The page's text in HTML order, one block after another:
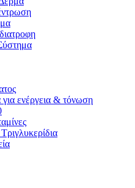
ενέργεια & τόνωση